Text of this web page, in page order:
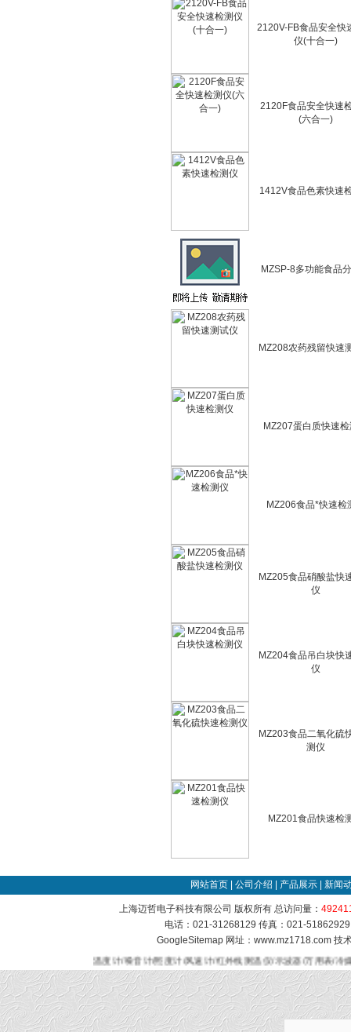
2120V-FB食品安全快
仪(十合一)
2120F食品安全快速
(六合一)
1412V食品色素快速
MZSP-8多功能食品
MZ208农药残留快速
MZ207蛋白质快速
MZ206食品*快速检
MZ205食品硝酸盐快
仪
MZ204食品吊白块快
仪
MZ203食品二氧化硫
测仪
MZ201食品快速检
网站首页 公司介绍 产品展示 新闻
上海迈哲电子科技有限公司 版权所有 总访问量：
电话：021-31268129 传真：021-
GoogleSitemap网址：www.mz1718.com 技
温度计/噪音计/照度计/风速计/红外线测温仪/示波器/万用表/